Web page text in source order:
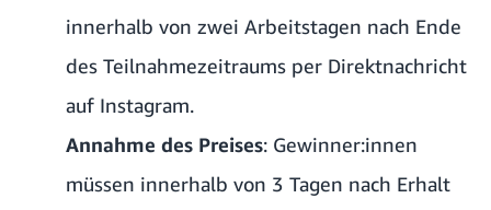
innerhalb von zwei Arbeitstagen nach Ende
des Teilnahmezeitraums per Direktnachricht
auf Instagram.
Annahme des Preises: Gewinner:innen
müssen innerhalb von 3 Tagen nach Erhalt